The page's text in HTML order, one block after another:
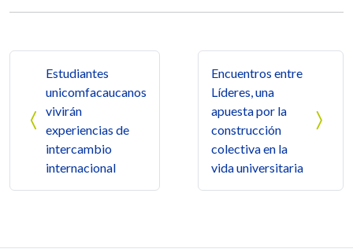
Estudiantes
unicomfacaucanos
vivirán
experiencias de
intercambio
internacional
Encuentros entre
Líderes, una
apuesta por la
construcción
colectiva en la
vida universitaria